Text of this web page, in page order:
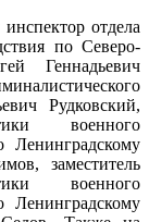
отдела
по Северо-
Геннадьевич
Рудковский,
военного
Ленинградскому
заместитель
военного
Ленинградскому